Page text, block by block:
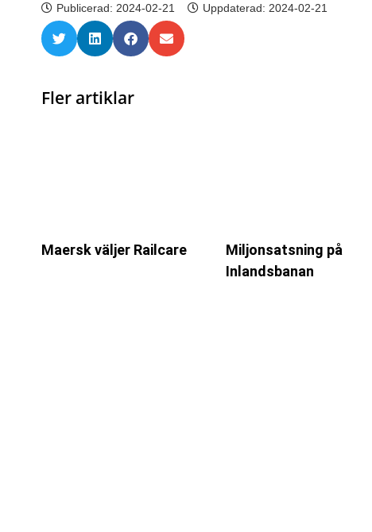
Publicerad: 2024-02-21 Uppdaterad: 2024-02-21
Fler artiklar
Maersk väljer Railcare
Miljonsatsning på
Inlandsbanan